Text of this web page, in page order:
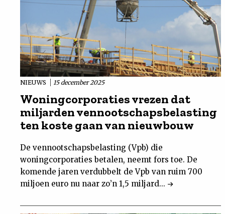
NIEUWS 15 december 2025
Woningcorporaties vrezen dat
miljarden vennootschapsbelasting
ten koste gaan van nieuwbouw
De vennootschapsbelasting (Vpb) die
woningcorporaties betalen, neemt fors toe. De
komende jaren verdubbelt de Vpb van ruim 700
miljoen euro nu naar zo’n 1,5 miljard...